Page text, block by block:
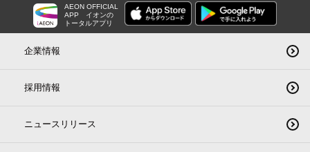
AEON OFFICIAL
APP
イオンの
トータルアプリ
企業情報
採用情報
ニュースリリース